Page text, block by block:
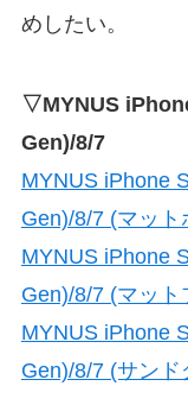
めしたい。
▽MYNUS
Gen)/8/7
MYNUS iPhone
Gen)/8/7 (マット
MYNUS iPhone
Gen)/8/7 (マット
MYNUS iPhone
Gen)/8/7 (サンド